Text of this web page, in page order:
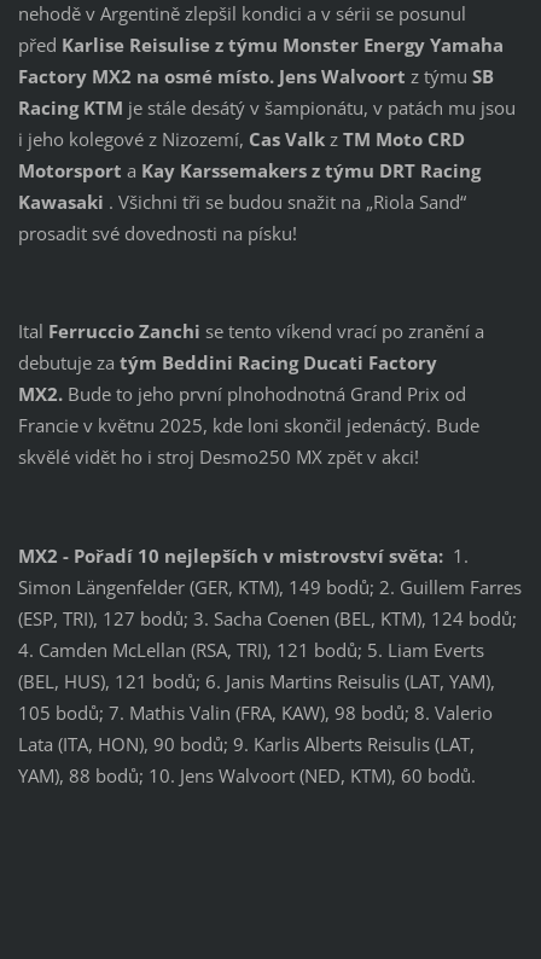
nehodě v Argentině zlepšil kondici a v sérii se posunul
před Karlise Reisulise z týmu Monster Energy Yamaha
Factory MX2 na osmé místo. Jens Walvoort z týmu SB
Racing KTM je stále desátý v šampionátu, v patách mu jsou
i jeho kolegové z Nizozemí, Cas Valkz TM Moto CRD
Motorsport a Kay Karssemakers z týmu DRT Racing
Kawasaki . Všichni tři se budou snažit na „Riola Sand“
prosadit své dovednosti na písku!
Ital Ferruccio Zanchi se tento víkend vrací po zranění a
debutuje za tým Beddini Racing Ducati Factory
MX2.Bude to jeho první plnohodnotná Grand Prix od
Francie v květnu 2025, kde loni skončil jedenáctý. Bude
skvělé vidět ho i stroj Desmo250 MX zpět v akci!
MX2 - Pořadí 10 nejlepších v mistrovství světa:1.
Simon Längenfelder (GER, KTM), 149 bodů; 2. Guillem Farres
(ESP, TRI), 127 bodů; 3. Sacha Coenen (BEL, KTM), 124 bodů;
4. Camden McLellan (RSA, TRI), 121 bodů; 5. Liam Everts
(BEL, HUS), 121 bodů; 6. Janis Martins Reisulis (LAT, YAM),
105 bodů; 7. Mathis Valin (FRA, KAW), 98 bodů; 8. Valerio
Lata (ITA, HON), 90 bodů; 9. Karlis Alberts Reisulis (LAT,
YAM), 88 bodů; 10. Jens Walvoort (NED, KTM), 60 bodů.